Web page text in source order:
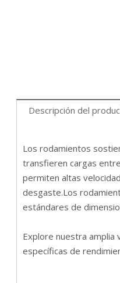
Descripción del
Los rodamientos
transfieren cargas
permiten altas
desgaste.Los
estándares de
Explore nuestra amplia
específicas de